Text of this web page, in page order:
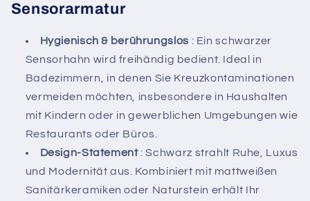
Sensorarmatur
Hygienisch & berührungslos : Ein schwarzer
Sensorhahn wird freihändig bedient. Ideal in
Badezimmern, in denen Sie Kreuzkontaminationen
vermeiden möchten, insbesondere in Haushalten
mit Kindern oder in gewerblichen Umgebungen wie
Restaurants oder Büros.
Design-Statement: Schwarz strahlt Ruhe, Luxus
und Modernität aus. Kombiniert mit mattweißen
Sanitärkeramiken oder Naturstein erhält Ihr